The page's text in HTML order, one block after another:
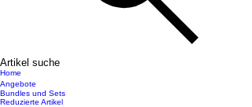
Artikel suche
Home
Angebote
Bundles und Sets
Reduzierte Artikel